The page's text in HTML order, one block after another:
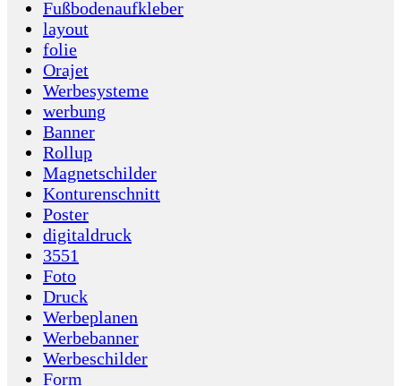
Fußbodenaufkleber
layout
folie
Orajet
Werbesysteme
werbung
Banner
Rollup
Magnetschilder
Konturenschnitt
Poster
digitaldruck
3551
Foto
Druck
Werbeplanen
Werbebanner
Werbeschilder
Form